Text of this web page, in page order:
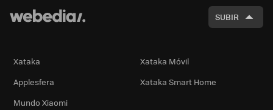
SUBIR
Xataka
Xataka Móvil
Applesfera
Xataka Smart Home
Mundo Xiaomi